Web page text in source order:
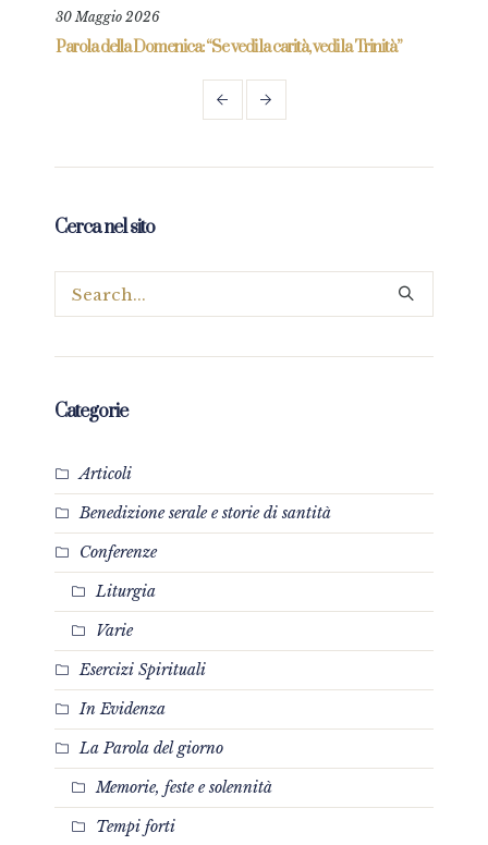
30 Maggio 2026
Parola della Domenica: “Se vedi la carità, vedi la Trinità”
Cerca nel sito
Categorie
Articoli
Benedizione serale e storie di santità
Conferenze
Liturgia
Varie
Esercizi Spirituali
In Evidenza
La Parola del giorno
Memorie, feste e solennità
Tempi forti